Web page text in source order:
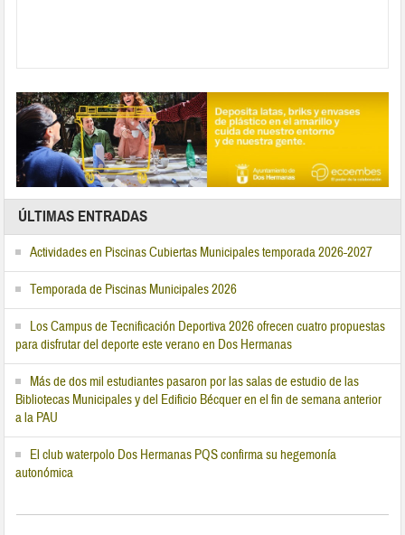
ÚLTIMAS ENTRADAS
Actividades en Piscinas Cubiertas Municipales temporada 2026-2027
Temporada de Piscinas Municipales 2026
Los Campus de Tecnificación Deportiva 2026 ofrecen cuatro propuestas
para disfrutar del deporte este verano en Dos Hermanas
Más de dos mil estudiantes pasaron por las salas de estudio de las
Bibliotecas Municipales y del Edificio Bécquer en el fin de semana anterior
a la PAU
El club waterpolo Dos Hermanas PQS confirma su hegemonía
autonómica